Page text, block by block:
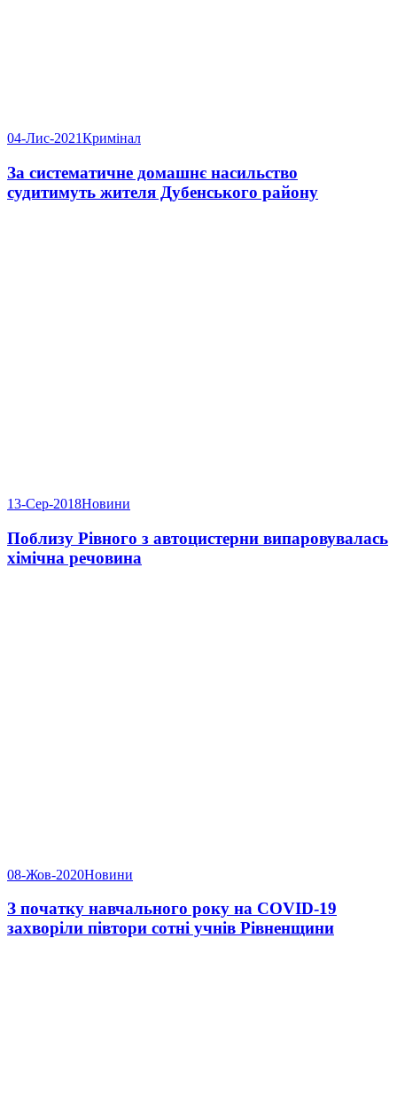
04-Лис-2021Кримінал
За систематичне домашнє насильство
судитимуть жителя Дубенського району
13-Сер-2018Новини
Поблизу Рівного з автоцистерни випаровувалась
хімічна речовина
08-Жов-2020Новини
З початку навчального року на COVID-19
захворіли півтори сотні учнів Рівненщини